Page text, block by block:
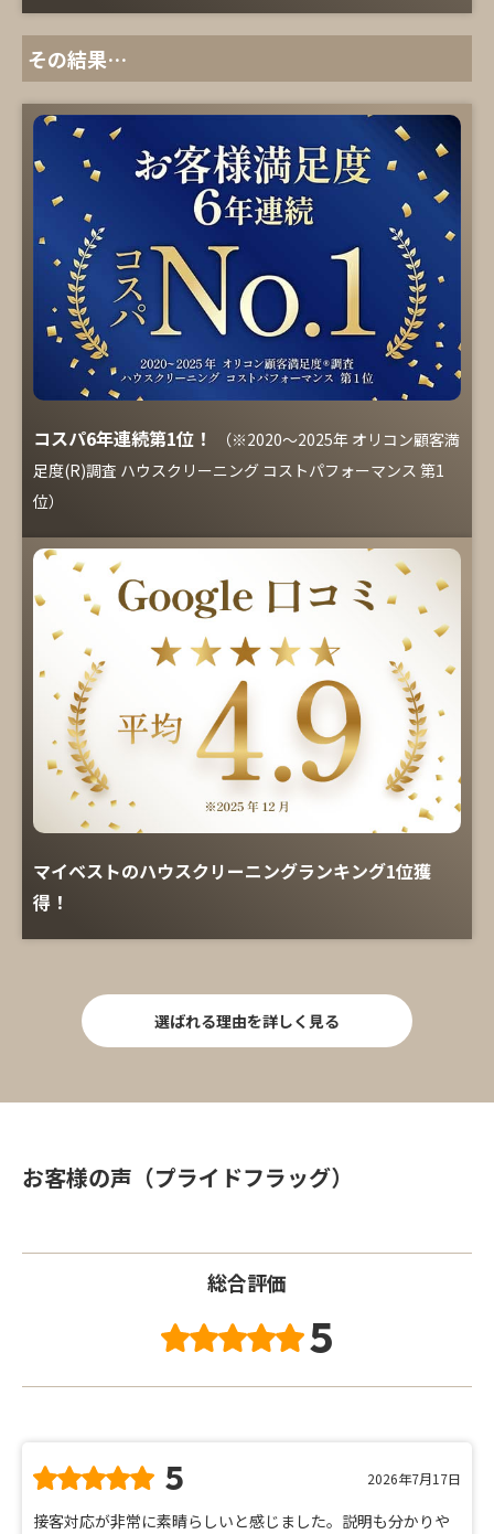
その結果…
コスパ6年連続第1位！
（※2020～2025年 オリコン顧客満
足度(R)調査 ハウスクリーニング コストパフォーマンス 第1
位）
マイベストのハウスクリーニングランキング1位獲
得！
選ばれる理由を詳しく見る
お客様の声（プライドフラッグ）
総合評価
5
5 2026年7月17日
接客対応が非常に素晴らしいと感じました。説明も分かりや